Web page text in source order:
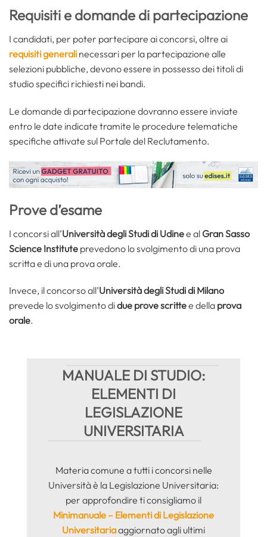
Requisiti e domande di partecipazione
I candidati, per poter partecipare ai concorsi, oltre ai
requisiti generali necessari per la partecipazione alle
selezioni pubbliche, devono essere in possesso dei titoli di
studio specifici richiesti nei bandi.
Le domande di partecipazione dovranno essere inviate
entro le date indicate tramite le procedure telematiche
specifiche attivate sul Portale del Reclutamento.
Prove d’esame
I concorsi all’Universitàdegli Studi di Udinee al Gran Sasso
Science Institute prevedono lo svolgimento di una prova
scritta e di una prova orale.
Invece, il concorso all’Università degli Studi di Milano
prevede lo svolgimento didue prove scrittee della prova
orale.
MANUALE DI STUDIO:
ELEMENTI DI
LEGISLAZIONE
UNIVERSITARIA
Materia comune a tutti i concorsi nelle
Università è la Legislazione Universitaria:
per approfondire ti consigliamo il
Minimanuale – Elementi di Legislazione
Universitariaaggiornato agli ultimi